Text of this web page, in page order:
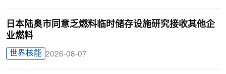
日本陆奥市同意乏燃料临时储存设施研究接收其他企
业燃料
世界核能 2026-08-07